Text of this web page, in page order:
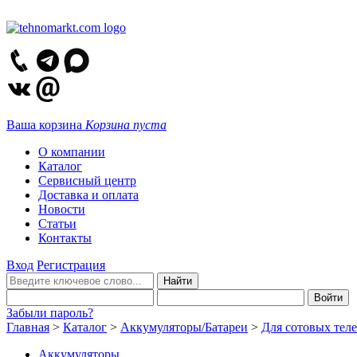
Ваша корзина Корзина пуста
О компании
Каталог
Сервисный центр
Доставка и оплата
Новости
Статьи
Контакты
Вход Регистрация
Забыли пароль?
Главная > Каталог > Аккумуляторы/Батареи > Для сотовых
Аккумуляторы